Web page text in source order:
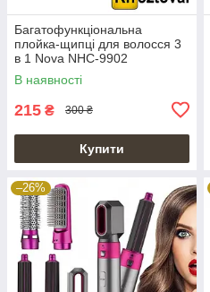
Багатофункціональна
плойка-щипці для волосся 3
в 1 Nova NHC-9902
В наявності
215 ₴ 300 ₴
Купити
–26%